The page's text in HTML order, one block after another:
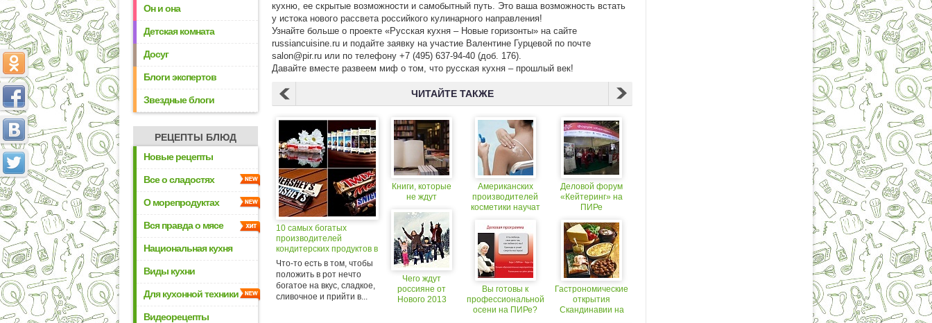
Он и она
Детская комната
Досуг
Блоги экспертов
Звездные блоги
РЕЦЕПТЫ БЛЮД
Новые рецепты
Все о сладостях
О морепродуктах
Вся правда о мясе
Национальная кухня
Виды кухни
Для кухонной техники
Видеорецепты
кухню, ее скрытые возможности и самобытный путь. Это ваша возможность встать
у истока нового рассвета российкого кулинарного направления!
Узнайте больше о проекте «Русская кухня – Новые горизонты» на сайте
russiancuisine.ru и подайте заявку на участие Валентине Гурцевой по почте
salon@pir.ru или по телефону +7 (495) 637-94-40 (доб. 176).
Давайте вместе развеем миф о том, что русская кухня – прошлый век!
ЧИТАЙТЕ ТАКЖЕ
10 самых богатых
производителей
кондитерских продуктов в
мире
Что-то есть в том, чтобы
положить в рот нечто
богатое на вкус, сладкое,
сливочное и прийти в...
Книги, которые
не ждут
Чего ждут
россияне от
Нового 2013
Американских
производителей
косметики научат
применять
нанотехнологии
Вы готовы к
профессиональной
осени на ПИРе?
Деловой форум
«Кейтеринг» на
ПИРе
Гастрономические
открытия
Скандинавии на